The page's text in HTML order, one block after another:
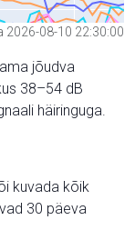
08-10 22:30:00
jõudva
38–54 dB
häiringuga.
kuvada kõik
30 päeva